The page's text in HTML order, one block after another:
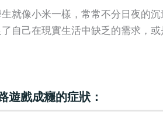
就像小米一樣，常常不分日夜的
自己在現實生活中缺乏的需求，
遊戲成癮的症狀：